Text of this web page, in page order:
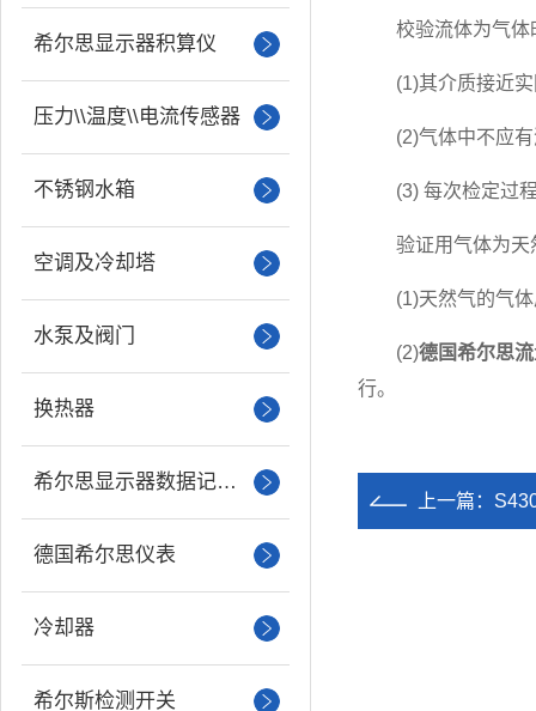
希尔思显示器积算仪
压力\\温度\\电流传感器
不锈钢水箱
空调及冷却塔
水泵及阀门
换热器
希尔思显示器数据记录仪
德国希尔思仪表
冷却器
希尔斯检测开关
校验流体为气体
(1)其介质接近实
(2)气体中不应有
(3) 每次检定过程
验证用气体为天
(1)天然气的气体
(2)德国希尔思
行。
上一篇：